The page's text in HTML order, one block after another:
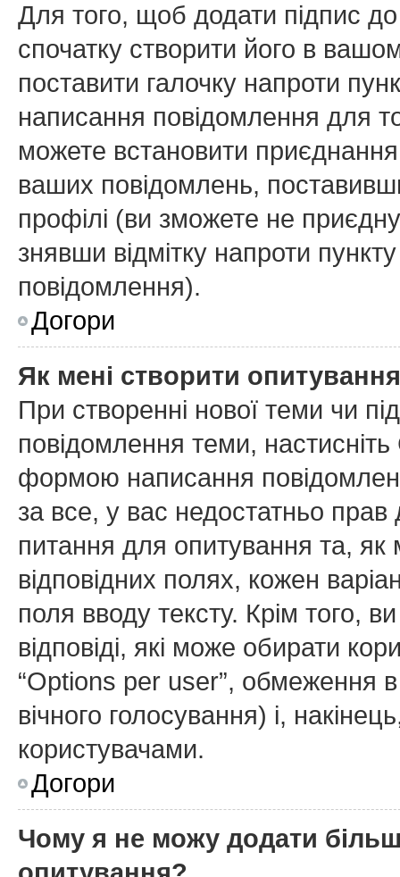
Для того, щоб додати підпис
спочатку створити його в
поставити галочку напроти
написання повідомлення для
можете встановити
ваших повідомлень,
профілі (ви зможете не
знявши відмітку напроти
повідомлення).
Догори
Як мені створити
При створенні нової теми чи
повідомлення теми, настисніть
формою написання
за все, у вас недостатньо
питання для опитування та, як
відповідних полях, кожен
поля вводу тексту. Крім того, ви
відповіді, які може обирати
“Options per user”, обмеження
вічного голосування) і,
користувачами.
Догори
Чому я не можу додати